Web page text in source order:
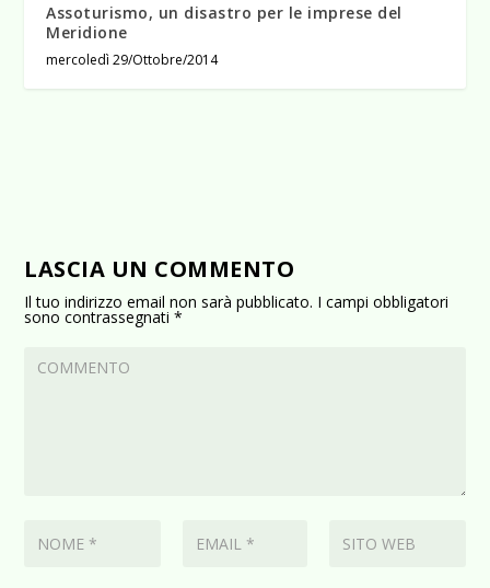
Assoturismo, un disastro per le imprese del
Meridione
mercoledì 29/Ottobre/2014
LASCIA UN COMMENTO
Il tuo indirizzo email non sarà pubblicato. I campi obbligatori
sono contrassegnati*